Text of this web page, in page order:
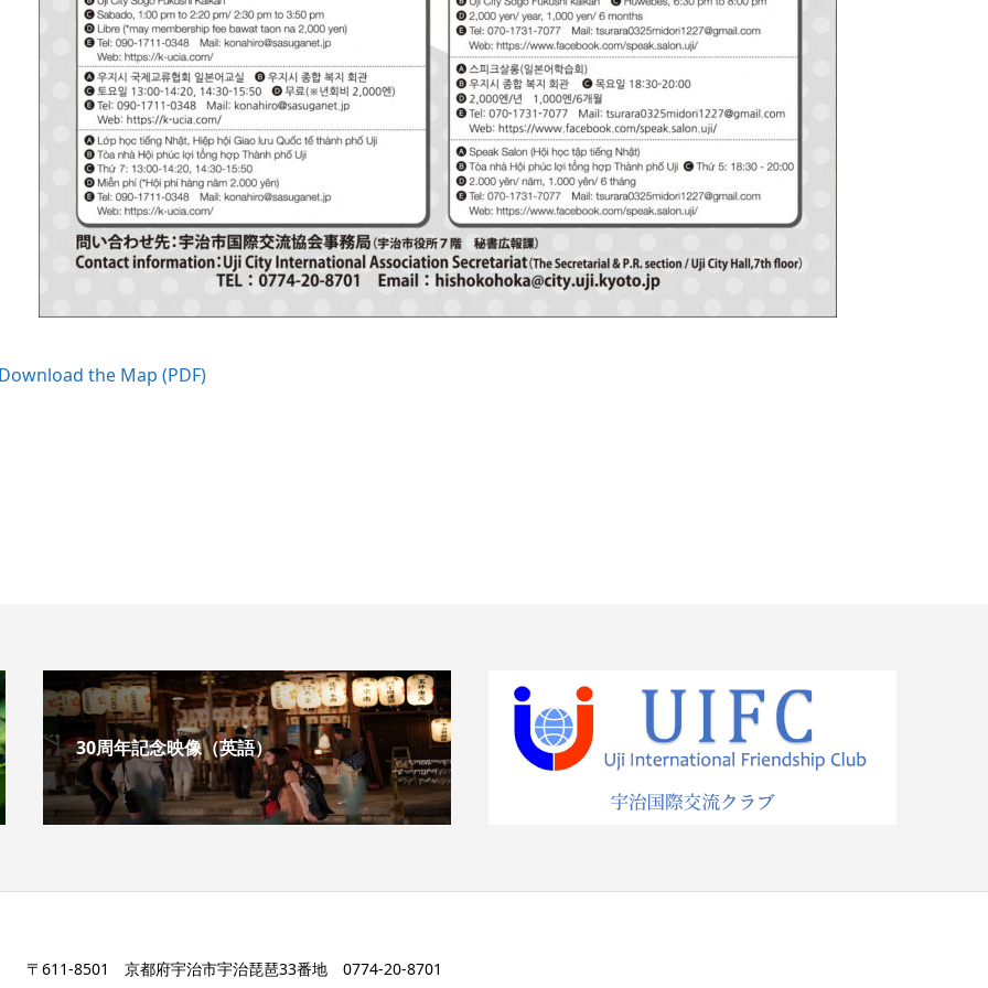
the Map (PDF)
30周年記念映像（英語）
〒611-8501 京都府宇治市宇治琵琶33番地 0774-20-8701